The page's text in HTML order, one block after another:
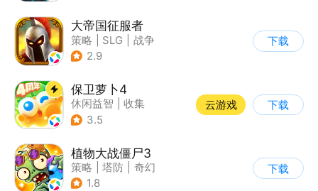
大帝国征服者
策略 SLG
战争
| 帝国时代
2.9
下载
保卫萝卜4
休闲益智
收集
| 保卫萝卜
3.5
云游戏 下载
植物大战僵尸3
策略 塔防
奇幻
| 开放世界
1.8
下载